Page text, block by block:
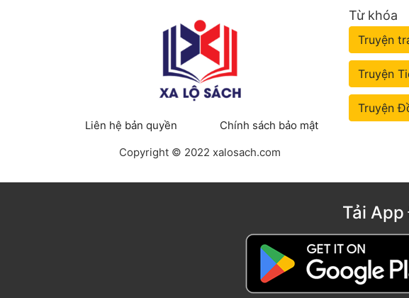
Liên hệ bản quyền
Chính sách bảo mật
Copyright © 2022 xalosach.com
Từ khóa
Truyện
Truyện
Truyện
Tải